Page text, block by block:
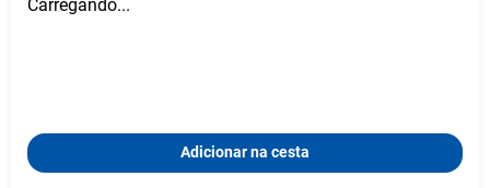
Carregando...
Adicionar na cesta